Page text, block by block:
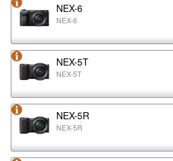
NEX-6
NEX-6
NEX-5T
NEX-5T
NEX-5R
NEX-5R